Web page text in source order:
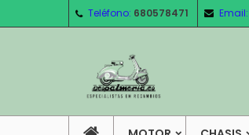
Teléfono: 680578471 Email: